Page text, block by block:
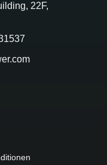
22F,